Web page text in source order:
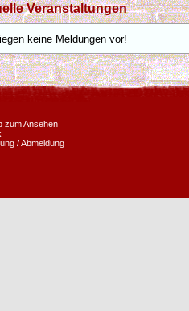
Veranstaltungen
keine Meldungen vor!
zum Ansehen
/ Abmeldung